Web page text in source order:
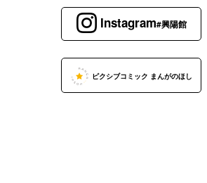
Instagram#興陽館
ピクシブコミック まんがのほし